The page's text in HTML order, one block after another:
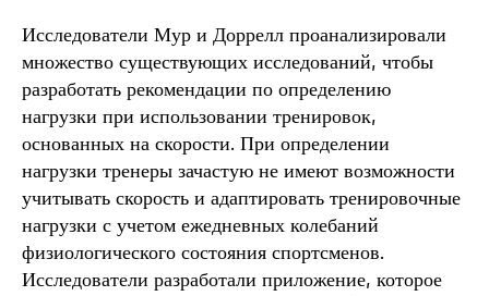
Исследователи Мур и Доррелл проанализировали
множество существующих исследований, чтобы
разработать рекомендации по определению
нагрузки при использовании тренировок,
основанных на скорости. При определении
нагрузки тренеры зачастую не имеют возможности
учитывать скорость и адаптировать тренировочные
нагрузки с учетом ежедневных колебаний
физиологического состояния спортсменов.
Исследователи разработали приложение, которое